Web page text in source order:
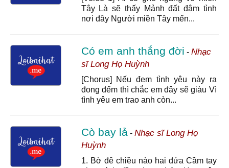
Tây Là sẽ thấy Mảnh đất đậm tình
nơi đây Người miền Tây mến...
Có em anh thắng đời - Nhạc
sĩ Long Họ Huỳnh
[Chorus] Nếu đem tình yêu này ra
đong đếm thì chắc em đây sẽ giàu Vì
tình yêu em trao anh còn...
Cò bay lả- Nhạc sĩ Long Họ
Huỳnh
1. Bờ đê chiều nào hai đứa Cầm tay